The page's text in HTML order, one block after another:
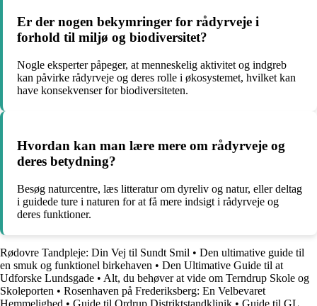
Er der nogen bekymringer for rådyrveje i
forhold til miljø og biodiversitet?
Nogle eksperter påpeger, at menneskelig aktivitet og indgreb
kan påvirke rådyrveje og deres rolle i økosystemet, hvilket kan
have konsekvenser for biodiversiteten.
Hvordan kan man lære mere om rådyrveje og
deres betydning?
Besøg naturcentre, læs litteratur om dyreliv og natur, eller deltag
i guidede ture i naturen for at få mere indsigt i rådyrveje og
deres funktioner.
Rødovre Tandpleje: Din Vej til Sundt Smil • Den ultimative guide til
en smuk og funktionel birkehaven • Den Ultimative Guide til at
Udforske Lundsgade • Alt, du behøver at vide om Terndrup Skole og
Skoleporten • Rosenhaven på Frederiksberg: En Velbevaret
Hemmelighed • Guide til Ordrup Distriktstandklinik • Guide til GL